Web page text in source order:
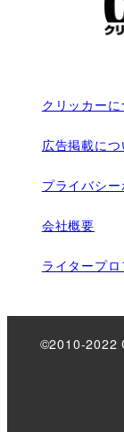
クリッカーに
広告掲載につ
プライバシ
会社概要
ライタープ
©2010-2022